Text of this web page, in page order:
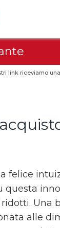
link riceviamo
questa
Una
alle